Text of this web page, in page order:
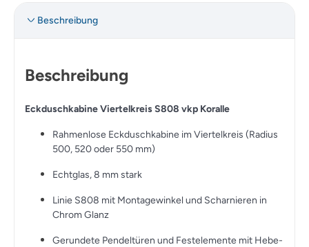
Beschreibung
Beschreibung
Eckduschkabine Viertelkreis S808 vkp Koralle
Rahmenlose Eckduschkabine im Viertelkreis (Radius
500, 520 oder 550 mm)
Echtglas, 8 mm stark
Linie S808 mit Montagewinkel und Scharnieren in
Chrom Glanz
Gerundete Pendeltüren und Festelemente mit Hebe-